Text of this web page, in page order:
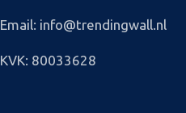
Email: info@trendingwall.nl
KVK: 80033628